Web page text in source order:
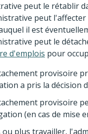
peut le rétablir
peut
il est
peut le
d'emplois pour
provisoire
a pris la décision
provisoire
(en cas de mise
ou plus travailler,